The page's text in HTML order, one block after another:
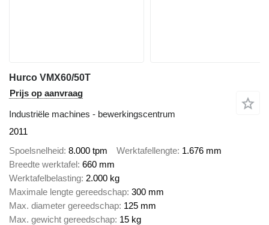
Hurco VMX60/50T
Prijs op aanvraag
Industriële machines - bewerkingscentrum
2011
Spoelsnelheid 8.000 tpm Werktafellengte 1.676 mm
Breedte werktafel 660 mm
Werktafelbelasting 2.000 kg
Maximale lengte gereedschap 300 mm
Max. diameter gereedschap 125 mm
Max. gewicht gereedschap 15 kg